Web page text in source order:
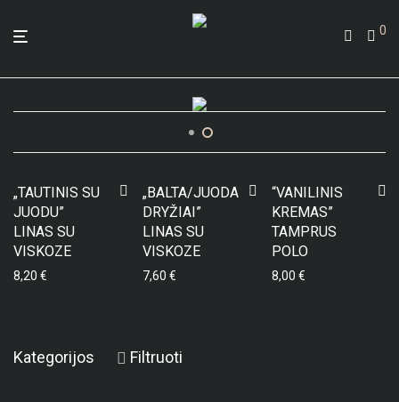
0
„TAUTINIS SU
JUODU”
LINAS SU
VISKOZE
8,20 €
„BALTA/JUODA
DRYŽIAI”
LINAS SU
VISKOZE
7,60 €
“VANILINIS
KREMAS”
TAMPRUS
POLO
8,00 €
Kategorijos Filtruoti